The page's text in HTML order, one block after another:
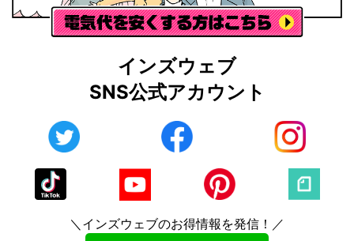
インズウェブ
SNS公式アカウント
＼インズウェブのお得情報を発信！／